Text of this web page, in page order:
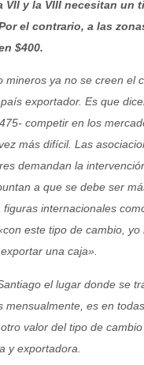
VII y la VIII necesitan un
el contrario, a las
$400.
mineros ya no se creen el
exportador. Es que
competir en los
más difícil. Las
demandan la
a que se debe ser
internacionales
este tipo de cambio,
una caja».
el lugar donde se
mensualmente, es en
valor del tipo de
y exportadora.